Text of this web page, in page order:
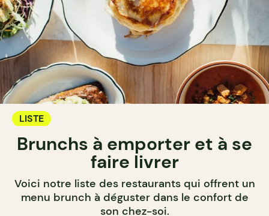
LISTE
Brunchs à emporter et à se
faire livrer
Voici notre liste des restaurants qui offrent un
menu brunch à déguster dans le confort de
son chez-soi.